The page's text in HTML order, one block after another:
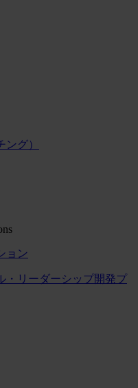
グ）
ョン
・リーダーシップ開発プ